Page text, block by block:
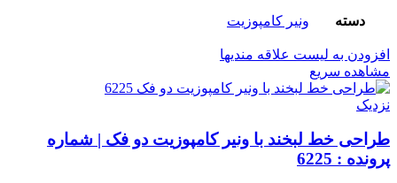
دسته ونیر کامپوزیت
افزودن به لیست علاقه مندیها
مشاهده سریع
نزدیک
طراحی خط لبخند با ونیر کامپوزیت دو فک | شماره
پرونده : 6225